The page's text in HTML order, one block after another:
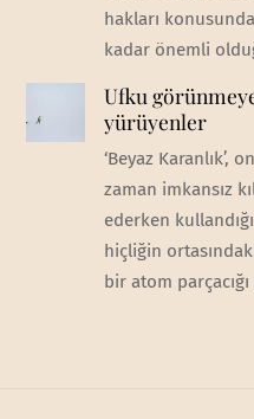
hakları
kadar önemli
Ufku
yürüyenler
‘Beyaz Karanlık’,
zaman imkansız
ederken
hiçliğin
bir atom parçacığı